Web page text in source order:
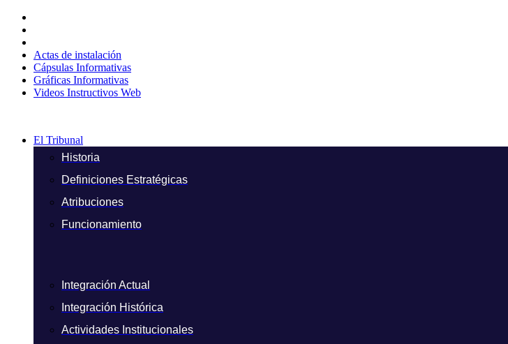
contenido
Actas de instalación
Cápsulas Informativas
Gráficas Informativas
Videos Instructivos Web
El Tribunal
Historia
Definiciones Estratégicas
Atribuciones
Funcionamiento
Integración Actual
Integración Histórica
Actividades Institucionales